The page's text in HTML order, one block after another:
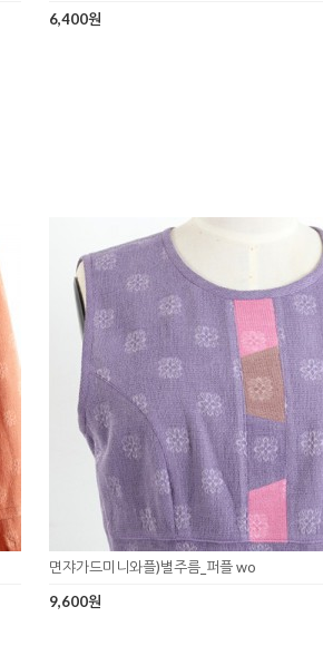
6,400원
면쟈가드미니와플)별주름_퍼플 wo
9,600원